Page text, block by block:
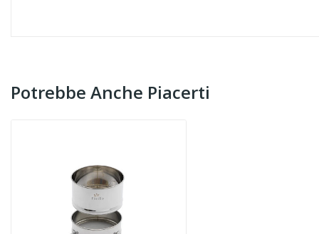
Potrebbe Anche Piacerti